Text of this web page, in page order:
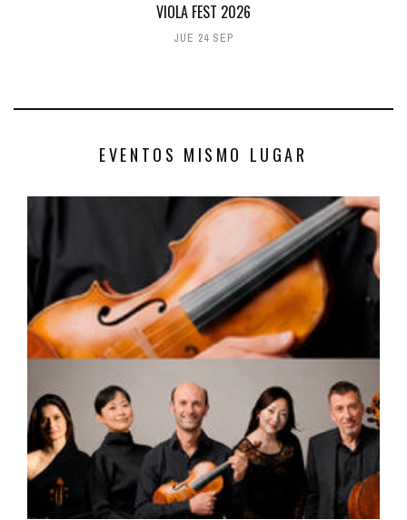
VIOLA FEST 2026
JUE 24 SEP
EVENTOS MISMO LUGAR